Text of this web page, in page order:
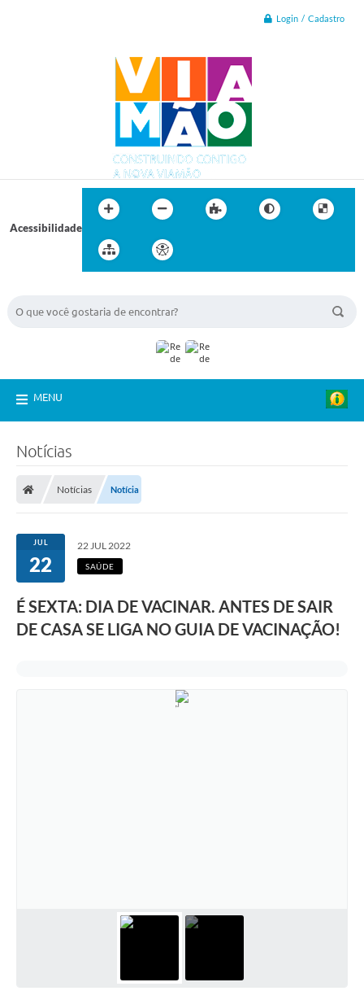
Login / Cadastro
Acessibilidade
MENU
Notícias
Notícias Notícia
JUL
22
22 JUL 2022
SAÚDE
É SEXTA: DIA DE VACINAR. ANTES DE SAIR
DE CASA SE LIGA NO GUIA DE VACINAÇÃO!